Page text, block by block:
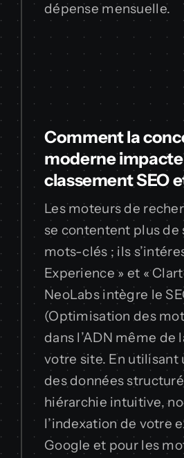
dépense mensuelle.
Comment la
moderne
classement SEO
Les moteurs de
se contentent plus de
mots-clés ; ils
Experience » et «
NeoLabs intègre le
(Optimisation des
dans l’ADN même de
votre site. En utilisant
des données
hiérarchie intuitive,
l’indexation de votre
Google et pour les